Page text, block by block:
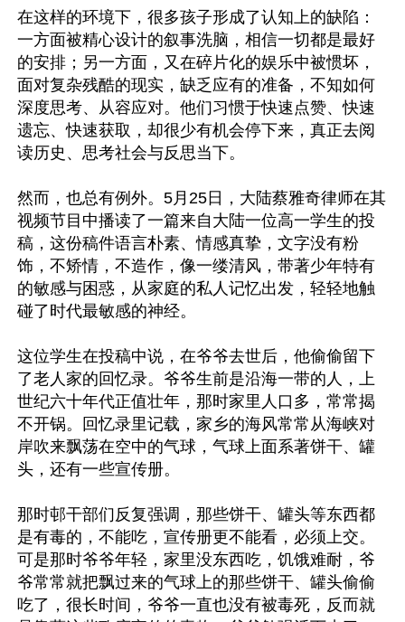
在这样的环境下，很多孩子形成了认知上的缺陷：
一方面被精心设计的叙事洗脑，相信一切都是最好
的安排；另一方面，又在碎片化的娱乐中被惯坏，
面对复杂残酷的现实，缺乏应有的准备，不知如何
深度思考、从容应对。他们习惯于快速点赞、快速
遗忘、快速获取，却很少有机会停下来，真正去阅
读历史、思考社会与反思当下。
然而，也总有例外。5月25日，大陆蔡雅奇律师在其
视频节目中播读了一篇来自大陆一位高一学生的投
稿，这份稿件语言朴素、情感真挚，文字没有粉
饰，不矫情，不造作，像一缕清风，带著少年特有
的敏感与困惑，从家庭的私人记忆出发，轻轻地触
碰了时代最敏感的神经。
这位学生在投稿中说，在爷爷去世后，他偷偷留下
了老人家的回忆录。爷爷生前是沿海一带的人，上
世纪六十年代正值壮年，那时家里人口多，常常揭
不开锅。回忆录里记载，家乡的海风常常从海峡对
岸吹来飘荡在空中的气球，气球上面系著饼干、罐
头，还有一些宣传册。
那时邨干部们反复强调，那些饼干、罐头等东西都
是有毒的，不能吃，宣传册更不能看，必须上交。
可是那时爷爷年轻，家里没东西吃，饥饿难耐，爷
爷常常就把飘过来的气球上的那些饼干、罐头偷偷
吃了，很长时间，爷爷一直也没有被毒死，反而就